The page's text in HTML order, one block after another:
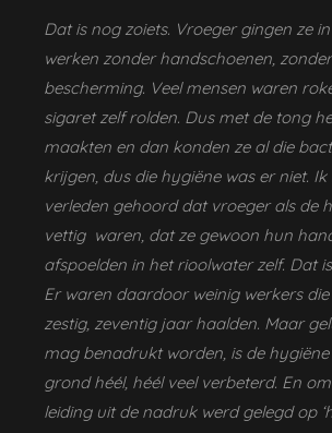
Dat is nog zoiets. Vroeger gingen ze
werken zonder handschoenen,
bescherming. Veel mensen waren
sigaret zelf rolden. Dus met de tong
maakten en dan konden ze al die
krijgen, dus die hygiëne was er niet.
verleden gehoord dat vroeger als de
vettig waren, dat ze gewoon hun
afspoelden in het rioolwater zelf. Dat
Er waren daardoor weinig werkers
zestig, zeventig jaar haalden. Maar
mag benadrukt worden, is de
grond héél, héél veel verbeterd. En
leiding uit de nadruk werd gelegd op